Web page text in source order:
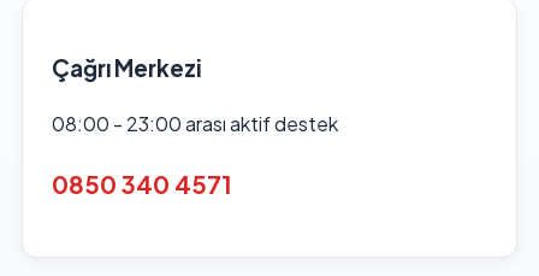
Çağrı Merkezi
08:00 - 23:00 arası aktif destek
0850 340 4571